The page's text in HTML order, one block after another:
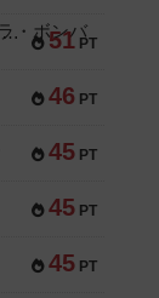
51 PT
キャプテン・フリップ：イスラ・ボンバ
46 PT
45 PT
45 PT
45 PT